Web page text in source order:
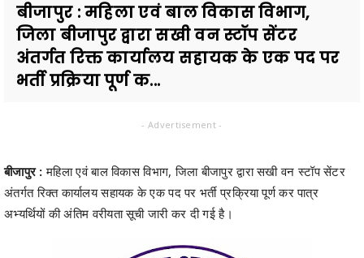
बीजापुर : महिला एवं बाल विकास विभाग,
जिला बीजापुर द्वारा सखी वन स्टॉप सेंटर
अंतर्गत रिक्त कार्यालय सहायक के एक पद पर
भर्ती प्रक्रिया पूर्ण क...
- Advertisement -
बीजापुर :महिला एवं बाल विकास विभाग, जिला बीजापुर द्वारा सखी वन स्टॉप सेंटर
अंतर्गत रिक्त कार्यालय सहायक के एक पद पर भर्ती प्रक्रिया पूर्ण कर पात्र
अभ्यर्थियों की अंतिम वरीयता सूची जारी कर दी गई है।